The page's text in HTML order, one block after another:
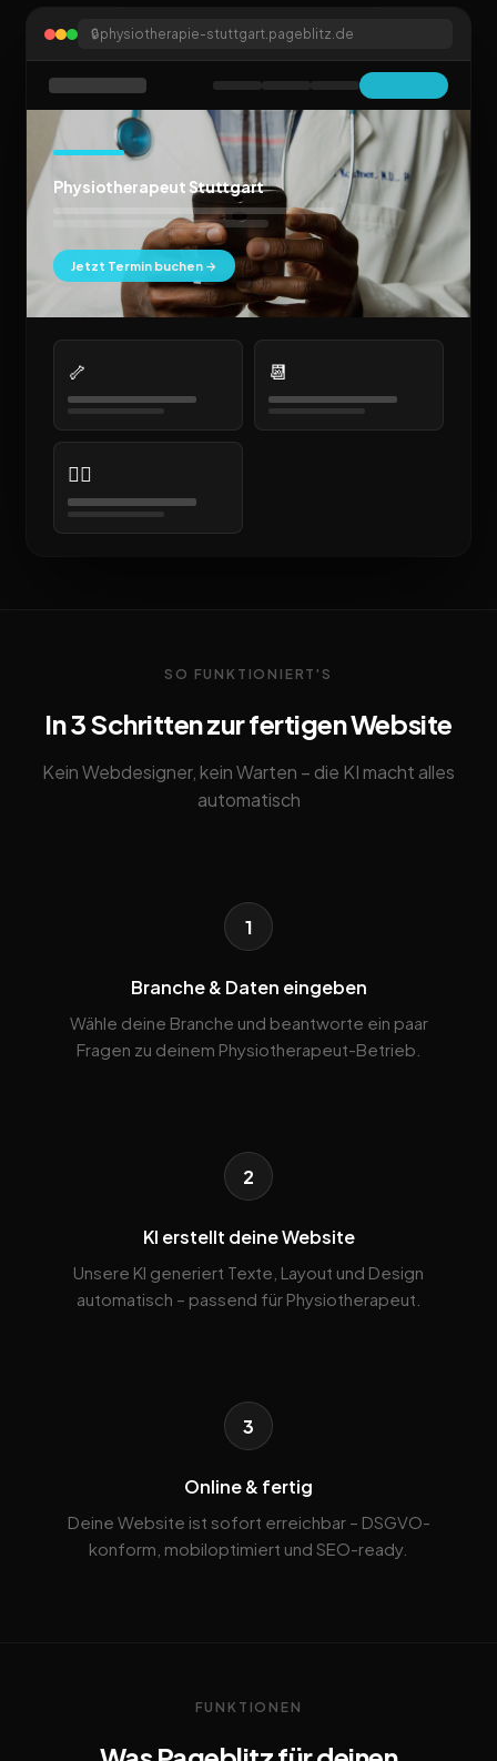
🔒physiotherapie-stuttgart.pageblitz.de
Physiotherapeut Stuttgart
Jetzt Termin buchen →
🦴 📆
👩‍⚕️
SO FUNKTIONIERT'S
In 3 Schritten zur fertigen Website
Kein Webdesigner, kein Warten – die KI macht alles
automatisch
1
Branche & Daten eingeben
Wähle deine Branche und beantworte ein paar
Fragen zu deinem Physiotherapeut-Betrieb.
2
KI erstellt deine Website
Unsere KI generiert Texte, Layout und Design
automatisch – passend für Physiotherapeut.
3
Online & fertig
Deine Website ist sofort erreichbar – DSGVO-
konform, mobiloptimiert und SEO-ready.
FUNKTIONEN